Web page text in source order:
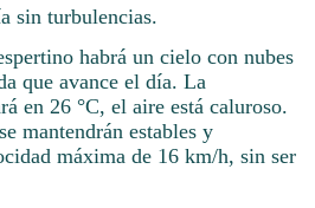
sin turbulencias.
habrá un cielo con nubes
que avance el día. La
en 26 °C, el aire está caluroso.
mantendrán estables y
máxima de 16 km/h, sin ser